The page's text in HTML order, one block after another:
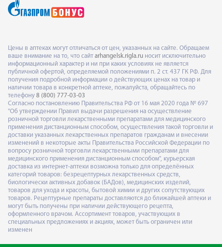
Цены в аптеках могут отличаться от цен, указанных на сайте. Обращаем
ваше внимание на то, что сайт arhangelsk.rigla.ru носит исключительно
информационный характер и ни при каких условиях не является
публичной офертой, определяемой положениями п. 2 ст. 437 ГК РФ. Для
получения подробной информации о действующих ценах на товар и
наличии товара в конкретной аптеке, пожалуйста, обращайтесь по
телефону 8 (800) 777-03-03
Согласно постановлению Правительства РФ от 16 мая 2020 года № 697
"Об утверждении Правил выдачи разрешения на осуществление
розничной торговли лекарственными препаратами для медицинского
применения дистанционным способом, осуществления такой торговли и
доставки указанных лекарственных препаратов гражданам и внесении
изменений в некоторые акты Правительства Российской Федерации по
вопросу розничной торговли лекарственными препаратами для
медицинского применения дистанционным способом", курьерская
доставка из интернет-аптеки возможна только для определённых
категорий товаров: безрецептурных лекарственных средств,
биологически активных добавок (БАДов), медицинских изделий,
товаров для ухода и красоты, бытовой химии и других сопутствующих
товаров. Рецептурные препараты доставляются до ближайшей аптеки и
могут быть получены при наличии действующего рецепта,
оформленного врачом. Ассортимент товаров, участвующих в
специальных предложениях и акциях, может быть ограничен или
изменен